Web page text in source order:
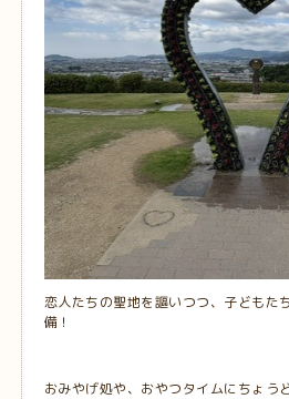
恋人たちの聖地を謳いつつ、子どもた
備！
おみやげ処や、おやつタイムにちょう